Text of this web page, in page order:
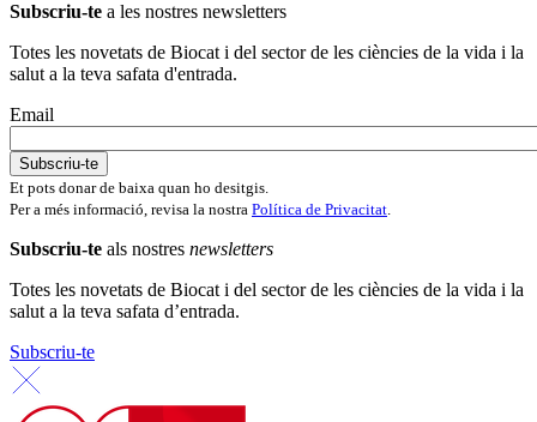
Subscriu-te a les nostres newsletters
Totes les novetats de Biocat i del sector de les ciències de la vida i la
salut a la teva safata d'entrada.
Email
Et pots donar de baixa quan ho desitgis.
Per a més informació, revisa la nostra Política de Privacitat.
Subscriu-te als nostres newsletters
Totes les novetats de Biocat i del sector de les ciències de la vida i la
salut a la teva safata d’entrada.
Subscriu-te